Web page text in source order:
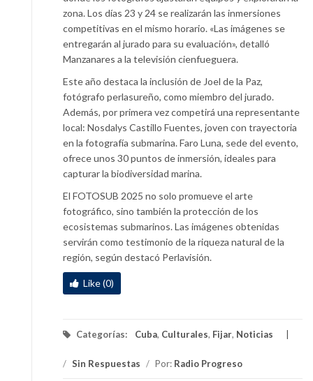
zona. Los días 23 y 24 se realizarán las inmersiones
competitivas en el mismo horario. «Las imágenes se
entregarán al jurado para su evaluación», detalló
Manzanares a la televisión cienfueguera.
Este año destaca la inclusión de Joel de la Paz,
fotógrafo perlasureño, como miembro del jurado.
Además, por primera vez competirá una representante
local: Nosdalys Castillo Fuentes, joven con trayectoria
en la fotografía submarina. Faro Luna, sede del evento,
ofrece unos 30 puntos de inmersión, ideales para
capturar la biodiversidad marina.
El FOTOSUB 2025 no solo promueve el arte
fotográfico, sino también la protección de los
ecosistemas submarinos. Las imágenes obtenidas
servirán como testimonio de la riqueza natural de la
región, según destacó Perlavisión.
Like (0)
Categorías: Cuba, Culturales, Fijar, Noticias
/ Sin Respuestas / Por: Radio Progreso